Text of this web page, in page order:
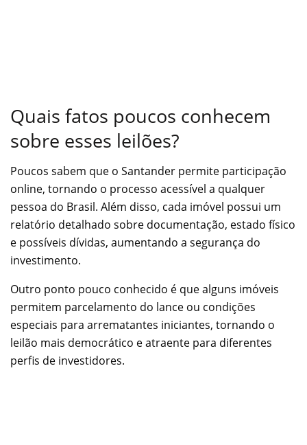
Quais fatos poucos conhecem
sobre esses leilões?
Poucos sabem que o Santander permite participação
online, tornando o processo acessível a qualquer
pessoa do Brasil. Além disso, cada imóvel possui um
relatório detalhado sobre documentação, estado físico
e possíveis dívidas, aumentando a segurança do
investimento.
Outro ponto pouco conhecido é que alguns imóveis
permitem parcelamento do lance ou condições
especiais para arrematantes iniciantes, tornando o
leilão mais democrático e atraente para diferentes
perfis de investidores.